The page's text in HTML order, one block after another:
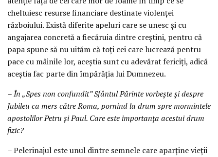
cheltuiesc resurse financiare destinate violenței
războiului. Există diferite apeluri care se unesc și cu
angajarea concretă a fiecăruia dintre creștini, pentru că
papa spune să nu uităm că toți cei care lucrează pentru
pace cu mâinile lor, aceștia sunt cu adevărat fericiți, adică
aceștia fac parte din împărăția lui Dumnezeu.
– În „Spes non confundit” Sfântul Părinte vorbește și despre
Jubileu ca mers către Roma, pornind la drum spre mormintele
apostolilor Petru și Paul. Care este importanța acestui drum
fizic?
– Pelerinajul este unul dintre semnele care aparține vieții